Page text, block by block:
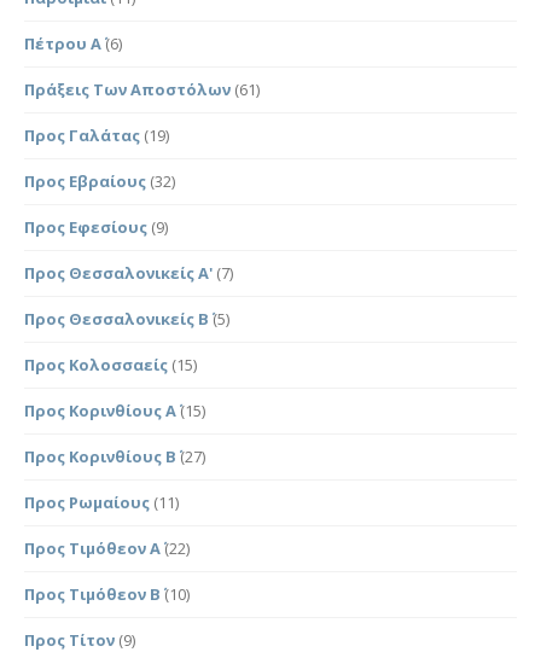
Πέτρου Α΄(6)
Πράξεις Των Αποστόλων (61)
Προς Γαλάτας (19)
Προς Εβραίους (32)
Προς Εφεσίους (9)
Προς Θεσσαλονικείς Α' (7)
Προς Θεσσαλονικείς Β΄ (5)
Προς Κολοσσαείς (15)
Προς Κορινθίους Α΄(15)
Προς Κορινθίους Β΄ (27)
Προς Ρωμαίους (11)
Προς Τιμόθεον Α΄(22)
Προς Τιμόθεον Β΄ (10)
Προς Τίτον (9)